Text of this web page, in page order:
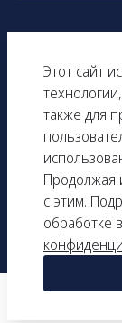
Этот сайт
также для
Продолжая
с этим.
обработке
Вся
технических
товаров, носит
условиях не
положениями
ИНН: 9729277261
КПП: 161501001